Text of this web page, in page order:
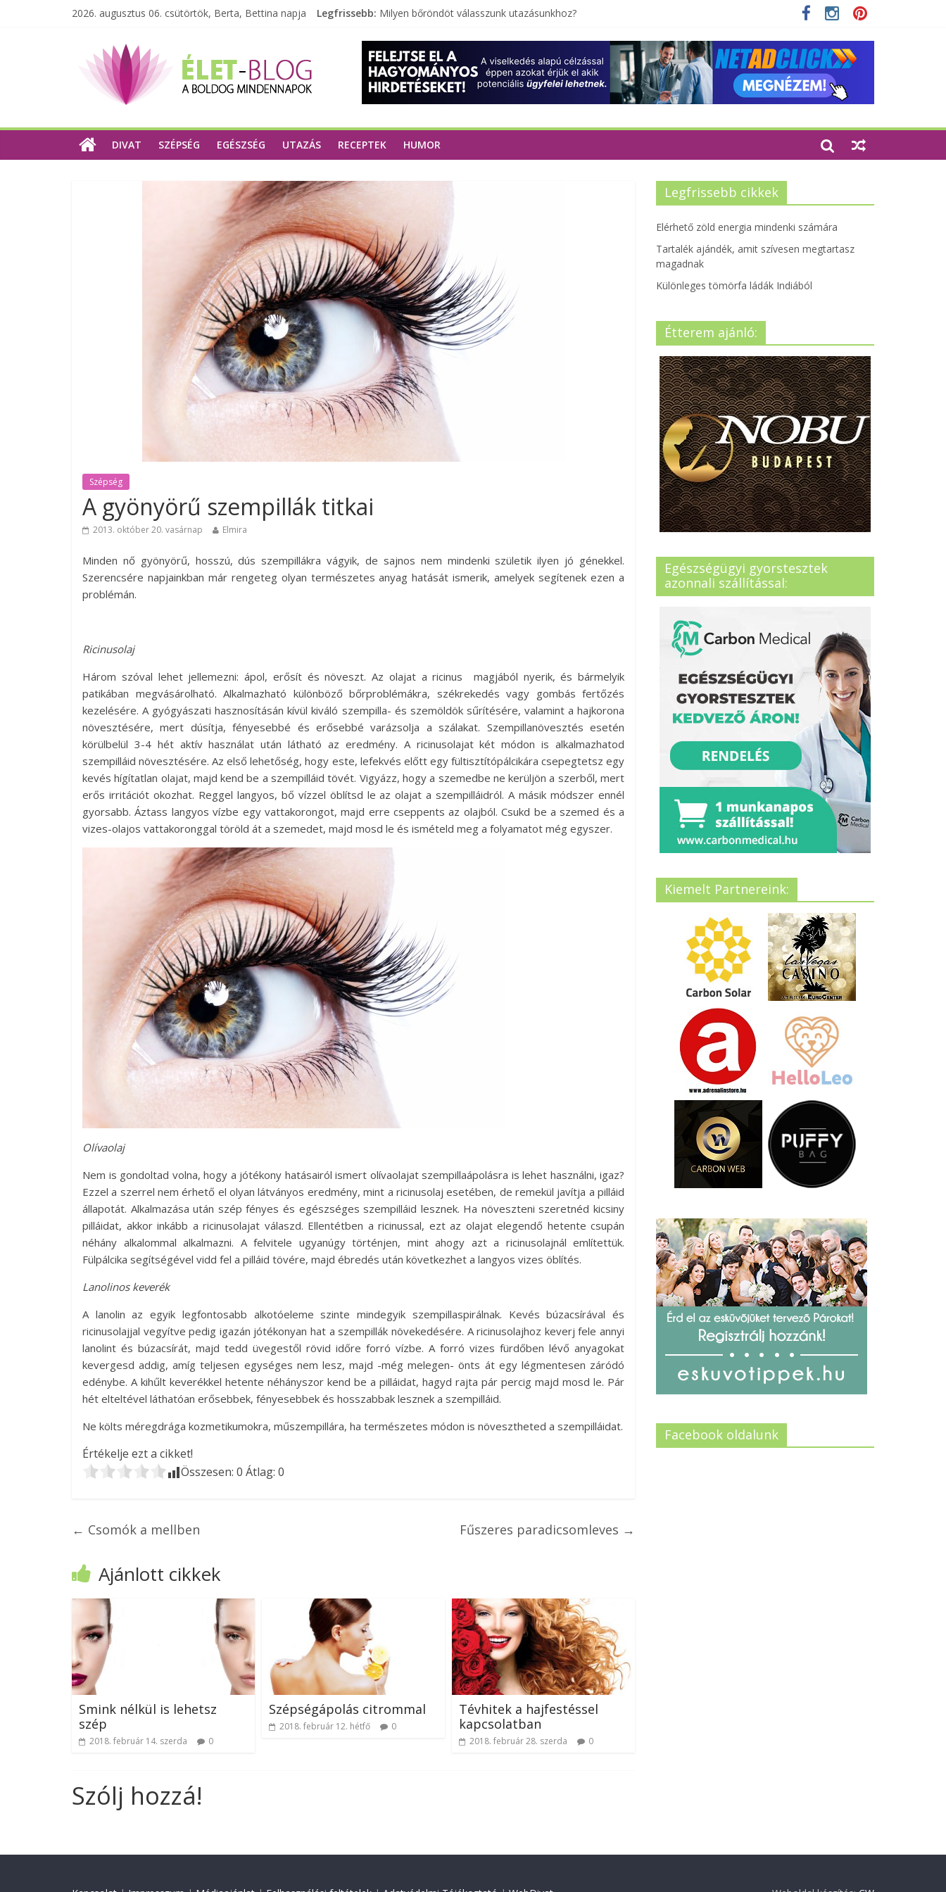
2026. augusztus 06. csütörtök, Berta, Bettina napja Legfrissebb: Milyen bőröndöt válasszunk utazásunkhoz?
Tartalék ajándék, amit szívesen megtartasz magadnak
Különleges tömörfa ládák Indiából
A zöld forradalom: A mosó- és parfümtermékek környezetbarát szempontjainak erősítése
DIVAT SZÉPSÉG EGÉSZSÉG UTAZÁS RECEPTEK HUMOR
Szépség
A gyönyörű szempillák titkai
2013. október 20. vasárnap Elmira
Minden nő gyönyörű, hosszú, dús szempillákra vágyik, de sajnos nem mindenki születik ilyen jó génekkel.
Szerencsére napjainkban már rengeteg olyan természetes anyag hatását ismerik, amelyek segítenek ezen a
problémán.
Ricinusolaj
Három szóval lehet jellemezni: ápol, erősít és növeszt. Az olajat a ricinus magjából nyerik, és bármelyik
patikában megvásárolható. Alkalmazható különböző bőrproblémákra, székrekedés vagy gombás fertőzés
kezelésére. A gyógyászati hasznosításán kívül kiváló szempilla- és szemöldök sűrítésére, valamint a hajkorona
növesztésére, mert dúsítja, fényesebbé és erősebbé varázsolja a szálakat. Szempillanövesztés esetén
körülbelül 3-4 hét aktív használat után látható az eredmény. A ricinusolajat két módon is alkalmazhatod
szempilláid növesztésére. Az első lehetőség, hogy este, lefekvés előtt egy fültisztítópálcikára csepegtetsz egy
kevés hígítatlan olajat, majd kend be a szempilláid tövét. Vigyázz, hogy a szemedbe ne kerüljön a szerből, mert
erős irritációt okozhat. Reggel langyos, bő vízzel öblítsd le az olajat a szempilláidról. A másik módszer ennél
gyorsabb. Áztass langyos vízbe egy vattakorongot, majd erre cseppents az olajból. Csukd be a szemed és a
vizes-olajos vattakoronggal töröld át a szemedet, majd mosd le és ismételd meg a folyamatot még egyszer.
Olívaolaj
Nem is gondoltad volna, hogy a jótékony hatásairól ismert olívaolajat szempillaápolásra is lehet használni, igaz?
Ezzel a szerrel nem érhető el olyan látványos eredmény, mint a ricinusolaj esetében, de remekül javítja a pilláid
állapotát. Alkalmazása után szép fényes és egészséges szempilláid lesznek. Ha növeszteni szeretnéd kicsiny
pilláidat, akkor inkább a ricinusolajat válaszd. Ellentétben a ricinussal, ezt az olajat elegendő hetente csupán
néhány alkalommal alkalmazni. A felvitele ugyanúgy történjen, mint ahogy azt a ricinusolajnál említettük.
Fülpálcika segítségével vidd fel a pilláid tövére, majd ébredés után következhet a langyos vizes öblítés.
Lanolinos keverék
A lanolin az egyik legfontosabb alkotóeleme szinte mindegyik szempillaspirálnak. Kevés búzacsírával és
ricinusolajjal vegyítve pedig igazán jótékonyan hat a szempillák növekedésére. A ricinusolajhoz keverj fele annyi
lanolint és búzacsírát, majd tedd üvegestől rövid időre forró vízbe. A forró vizes fürdőben lévő anyagokat
kevergesd addig, amíg teljesen egységes nem lesz, majd -még melegen- önts át egy légmentesen záródó
edénybe. A kihűlt keverékkel hetente néhányszor kend be a pilláidat, hagyd rajta pár percig majd mosd le. Pár
hét elteltével láthatóan erősebbek, fényesebbek és hosszabbak lesznek a szempilláid.
Ne költs méregdrága kozmetikumokra, műszempillára, ha természetes módon is növesztheted a szempilláidat.
Értékelje ezt a cikket!
Összesen: 0 Átlag: 0
← Csomók a mellben Fűszeres paradicsomleves →
Ajánlott cikkek
Smink nélkül is lehetsz
szép
2018. február 14. szerda 0
Szépségápolás citrommal
2018. február 12. hétfő 0
Tévhitek a hajfestéssel
kapcsolatban
2018. február 28. szerda 0
Szólj hozzá!
Legfrissebb cikkek
Elérhető zöld energia mindenki számára
Tartalék ajándék, amit szívesen megtartasz
magadnak
Különleges tömörfa ládák Indiából
Étterem ajánló:
Egészségügyi gyorstesztek
azonnali szállítással:
Kiemelt Partnereink:
Facebook oldalunk